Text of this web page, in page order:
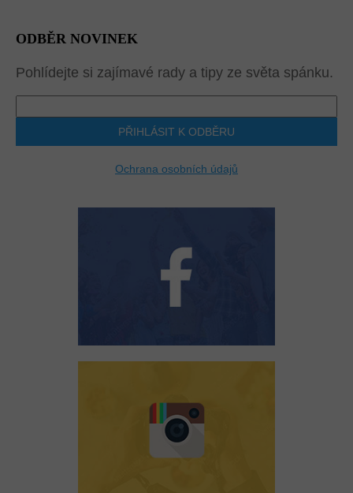
ODBĚR NOVINEK
Pohlídejte si zajímavé rady a tipy ze světa spánku.
PŘIHLÁSIT K ODBĚRU
Ochrana osobních údajů